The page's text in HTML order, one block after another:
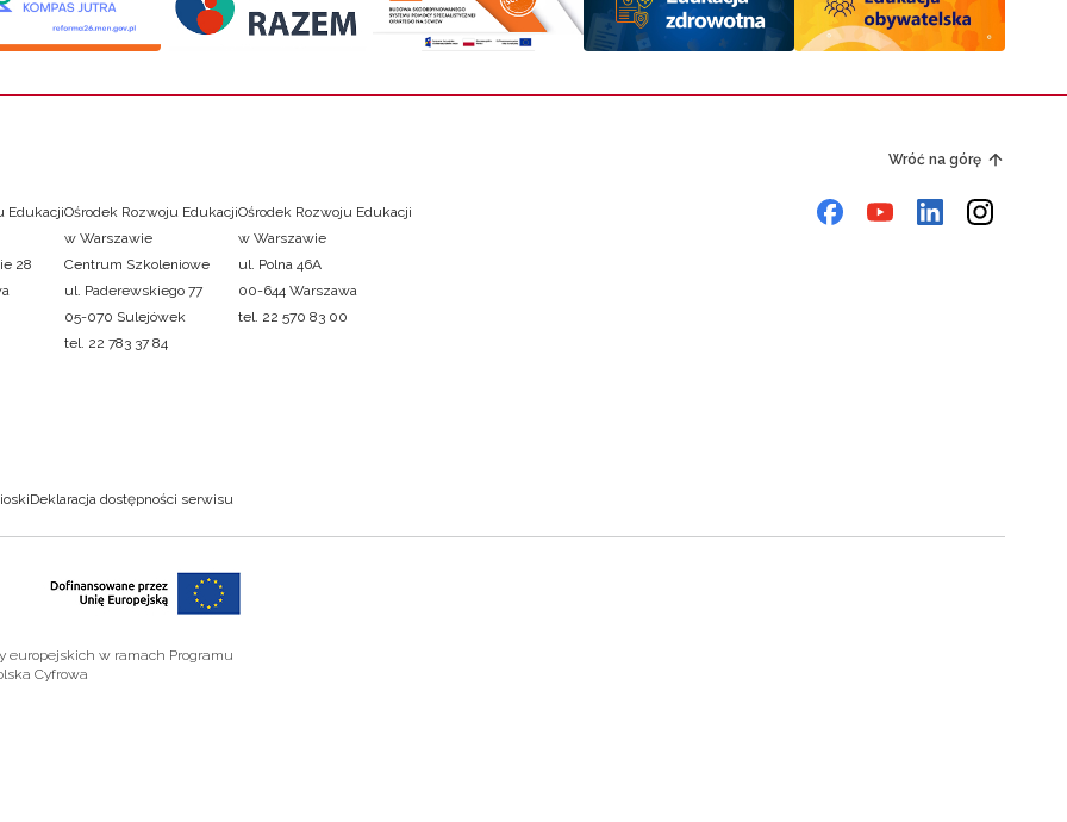
Wróć na górę
Edukacji
28
Ośrodek Rozwoju Edukacji
w Warszawie
Centrum Szkoleniowe
ul. Paderewskiego 77
05-070 Sulejówek
tel. 22 783 37 84
Ośrodek Rozwoju Edukacji
w Warszawie
ul. Polna 46A
00-644 Warszawa
tel. 22 570 83 00
Deklaracja dostępności serwisu
europejskich w ramach Programu
Cyfrowa